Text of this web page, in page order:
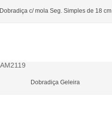
Dobradiça c/ mola Seg. Simples de 18 cm
Dobradiça Geleira